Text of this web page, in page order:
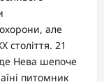
але
століття. 21
Нева шепоче
питомник